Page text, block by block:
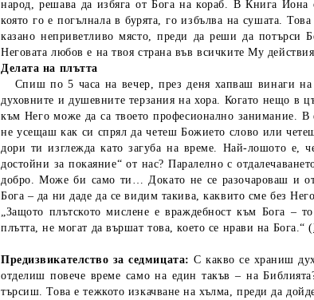
народ, решава да избяга от Бога на кораб. В Книга Йона
която го е погълнала в бурята, го избълва на сушата.
казано неприветливо място, преди да реши да
Неговата любов е на твоя страна във всичките Му действия.
Делата на плътта
Спиш по 5 часа на вечер, през деня хапваш винаги на
духовните и душевните терзания на хора. Когато нещо в
към Него може да са твоето професионално занимание.
не усещаш как си спрял да четеш Божието слово или
дори ти изглежда като загуба на време. Най-лошото е,
достойни за покаяние“ от нас? Паралелно с
добро. Може би само ти… Докато не се разочароваш и
Бога – да ни даде да се видим такива, каквито сме без
„Защото плътското мислене е враждебност към Бога –
плътта, не могат да вършат това, което се нрави на Бога.“ (
Предизвикателство за седмицата:С какво се храниш
отделиш повече време само на един такъв – на
търсиш. Това е тежкото изкачване на хълма, преди да